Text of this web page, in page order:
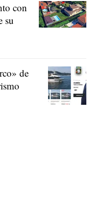
con
su
de